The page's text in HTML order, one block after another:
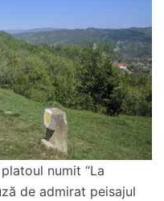
numit “La
de admirat peisajul